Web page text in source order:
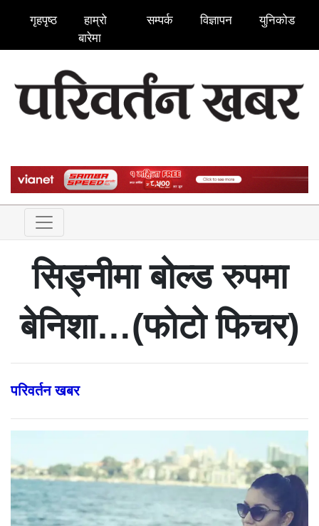
गृहपृष्ठ
हाम्रो
बारेमा
सम्पर्क विज्ञापन युनिकोड
सिड्नीमा बोल्ड रुपमा
बेनिशा…(फोटो फिचर)
परिवर्तन खबर